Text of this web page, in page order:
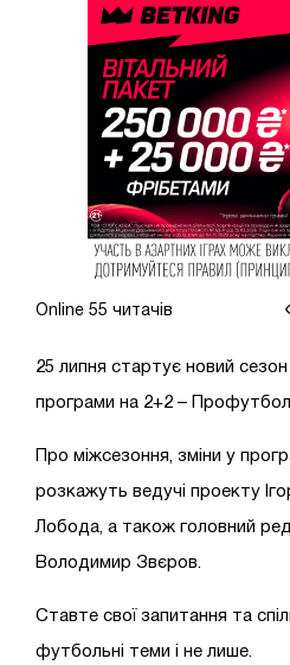
Online 55 читачів
25 липня стартує новий
програми на 2+2 – Профутбол.
Про міжсезоння, зміни у
розкажуть ведучі проекту
Лобода, а також головний
Володимир Звєров.
Ставте свої запитання та
футбольні теми і не лише.